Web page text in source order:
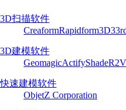
3D扫描软件
CreaformRapidform3D3
3D建模软件
GeomagicActifyShadeR2V
快速建模软件
ObjetZ Corporation